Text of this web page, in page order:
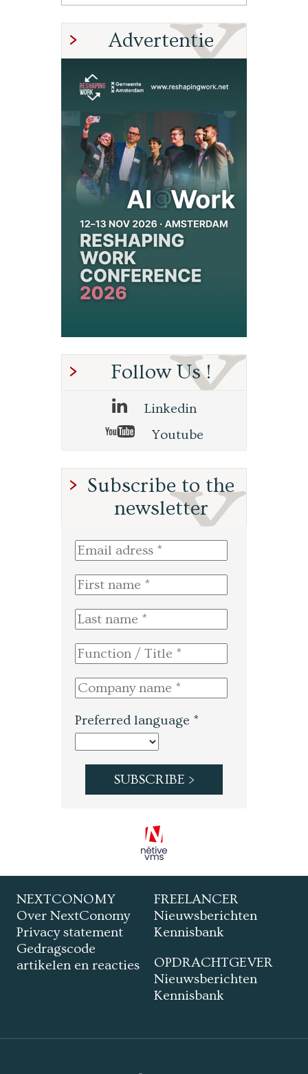
Advertentie
Follow Us !
Linkedin
Youtube
Subscribe to the
newsletter
Preferred language *
NEXTCONOMY
Over NextConomy
Privacy statement
Gedragscode
artikelen en reacties
FREELANCER
Nieuwsberichten
Kennisbank
OPDRACHTGEVER
Nieuwsberichten
Kennisbank